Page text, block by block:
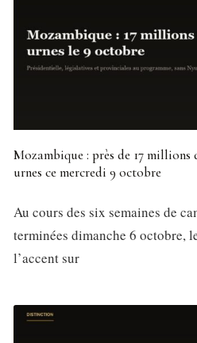
Mozambique : près de 17 millions
urnes ce mercredi 9 octobre
Au cours des six semaines de
terminées dimanche 6 octobre,
l’accent sur